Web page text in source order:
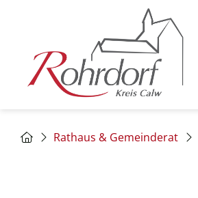
Rathaus & Gemeinderat